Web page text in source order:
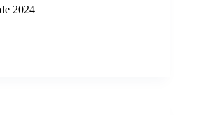
2024